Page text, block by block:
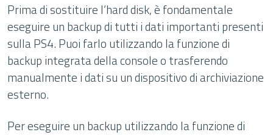
Prima di sostituire l’hard disk, è fondamentale
eseguire un backup di tutti i dati importanti presenti
sulla PS4. Puoi farlo utilizzando la funzione di
backup integrata della console o trasferendo
manualmente i dati su un dispositivo di archiviazione
esterno.
Per eseguire un backup utilizzando la funzione di